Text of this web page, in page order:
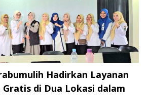
Hadirkan Layanan
Gratis di Dua Lokasi dalam